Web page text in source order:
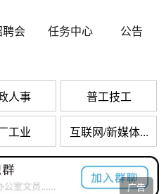
会 任务中心 公告
人事 普工技工
工业 互联网/新媒体...
广告
构招聘工作人员公告